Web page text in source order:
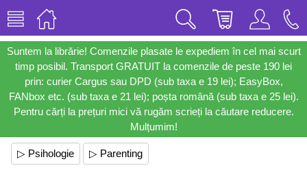
Suntem la librărie! Comenzile plasate le expediem în cel mai scurt
timp posibil. Transport GRATUIT la comenzile de peste 190 lei
prin: curier Cargus sau DPD (sub taxa e 19 lei); EasyBox,
FANbox etc. (sub taxa e 21 lei); poșta română (sub taxa e 25 lei).
Pentru cărți la prețuri mici vă rugăm scrieți la căutare reducere.
Mulțumim!
▷ Psihologie ▷ Parenting